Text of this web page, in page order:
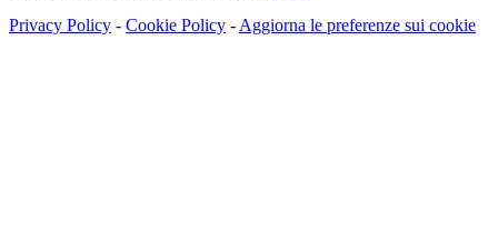
Privacy Policy - Cookie Policy - Aggiorna le preferenze sui cookie